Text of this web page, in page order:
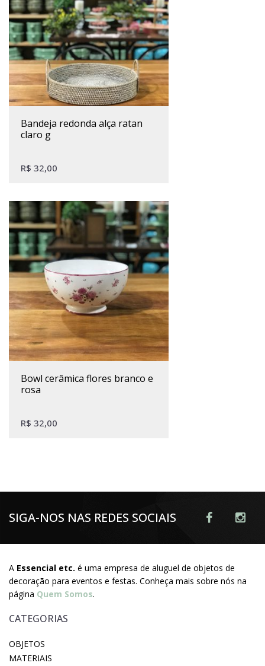
bandeja redonda alça ratan
claro g
R$ 32,00
bowl cerâmica flores branco e
rosa
R$ 32,00
SIGA-NOS NAS REDES SOCIAIS
A Essencial etc. é uma empresa de aluguel de objetos de
decoração para eventos e festas. Conheça mais sobre nós na
página Quem Somos.
CATEGORIAS
OBJETOS
MATERIAIS